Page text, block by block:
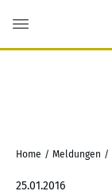
Home / Meldungen /
25.01.2016